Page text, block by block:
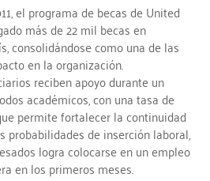
el programa de becas de United
más de 22 mil becas en
consolidándose como una de las
en la organización.
reciben apoyo durante un
académicos, con una tasa de
permite fortalecer la continuidad
probabilidades de inserción laboral,
logra colocarse en un empleo
en los primeros meses.